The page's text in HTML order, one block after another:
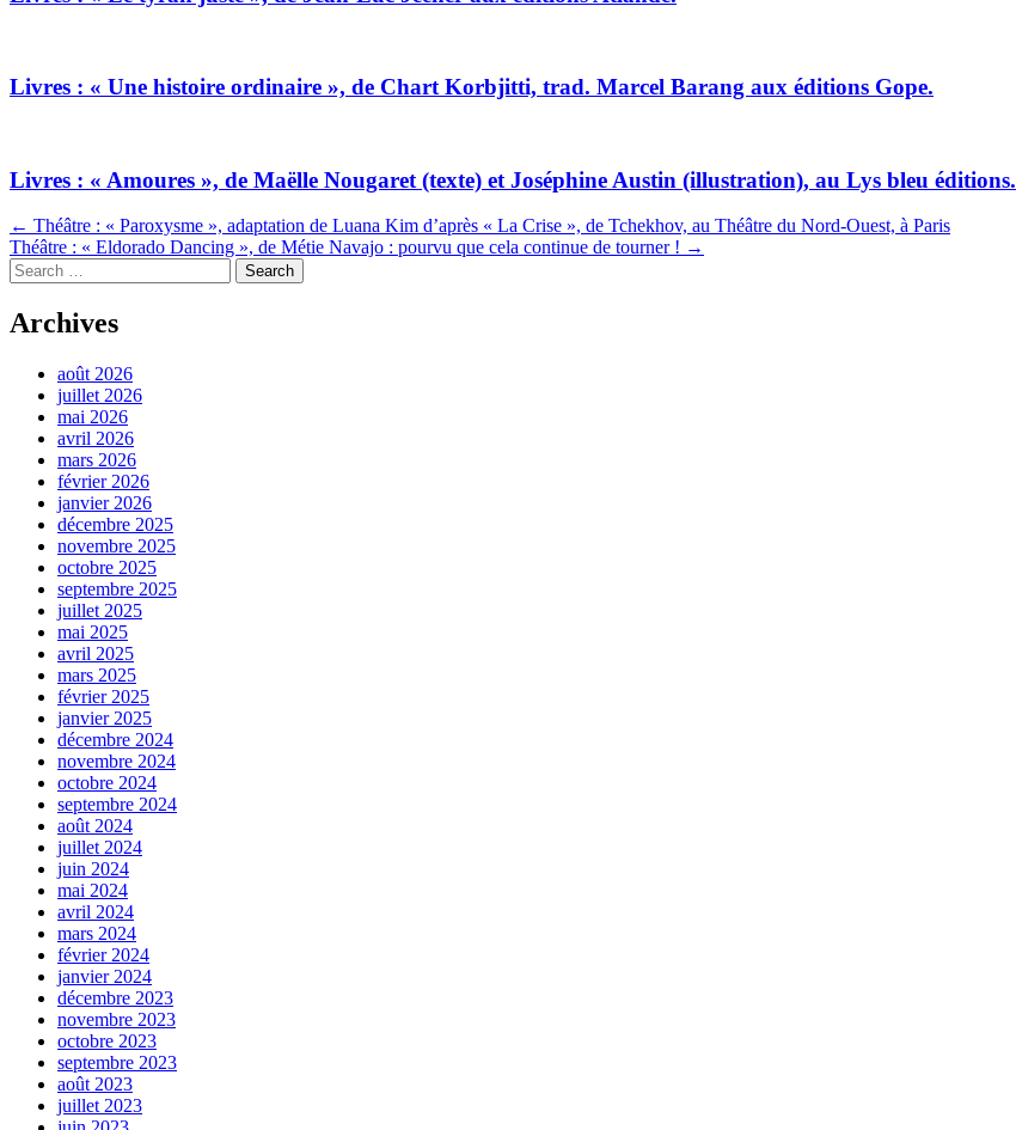
Livres : « Une histoire ordinaire », de Chart Korbjitti, trad. Marcel Barang aux éditions Gope.
Livres : « Amoures », de Maëlle Nougaret (texte) et Joséphine Austin (illustration), au Lys bleu éditions.
Navigation
dans
articles
← Théâtre : « Paroxysme », adaptation de Luana Kim d’après « La Crise », de Tchekhov, au Théâtre du Nord-Ouest, à Paris
Théâtre : « Eldorado Dancing », de Métie Navajo : pourvu que cela continue de tourner ! →
Search
Archives
août 2026
juillet 2026
mai 2026
avril 2026
mars 2026
février 2026
janvier 2026
décembre 2025
novembre 2025
octobre 2025
septembre 2025
juillet 2025
mai 2025
avril 2025
mars 2025
février 2025
janvier 2025
décembre 2024
novembre 2024
octobre 2024
septembre 2024
août 2024
juillet 2024
juin 2024
mai 2024
avril 2024
mars 2024
février 2024
janvier 2024
décembre 2023
novembre 2023
octobre 2023
septembre 2023
août 2023
juillet 2023